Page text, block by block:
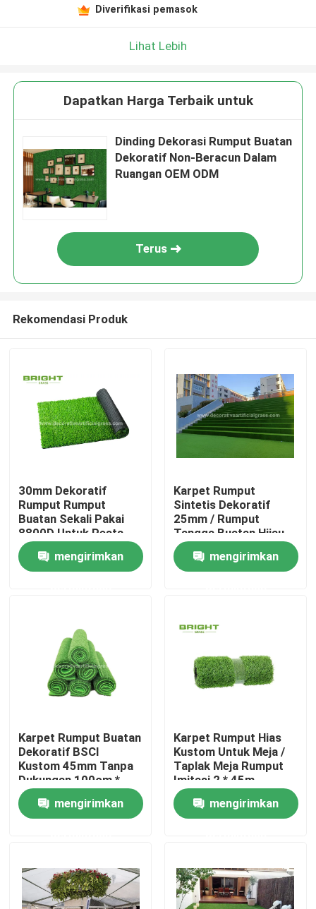
Rumah
Produk
Tur Pabrik
Kontrol kualitas
Berita
Kasus
Rumput Buatan Hias
Diverifikasi pemasok
Lihat Lebih
Dapatkan Harga Terbaik untuk
Dinding Dekorasi Rumput Buatan
Dekoratif Non-Beracun Dalam
Ruangan OEM ODM
Terus
Rekomendasi Produk
30mm Dekoratif
Rumput Rumput
Buatan Sekali Pakai
8800D Untuk Pesta
Pernikahan
mengirimkan
Karpet Rumput
Sintetis Dekoratif
25mm / Rumput
Tangga Buatan Hijau
60 * 120cm
mengirimkan
Karpet Rumput Buatan
Dekoratif BSCI
Kustom 45mm Tanpa
Dukungan 100cm *
100cm
mengirimkan
Karpet Rumput Hias
Kustom Untuk Meja /
Taplak Meja Rumput
Imitasi 2 * 45m
mengirimkan